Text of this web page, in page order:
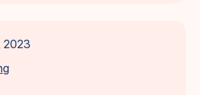
2023